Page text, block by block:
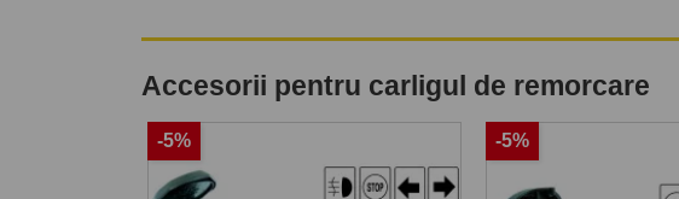
Accesorii pentru carligul de remorcare
-5% -5%